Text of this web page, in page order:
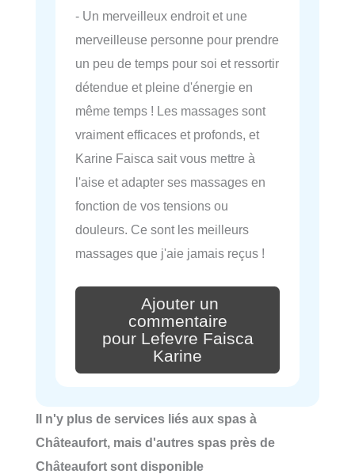
- Un merveilleux endroit et une
merveilleuse personne pour prendre
un peu de temps pour soi et ressortir
détendue et pleine d'énergie en
même temps ! Les massages sont
vraiment efficaces et profonds, et
Karine Faisca sait vous mettre à
l'aise et adapter ses massages en
fonction de vos tensions ou
douleurs. Ce sont les meilleurs
massages que j'aie jamais reçus !
Ajouter un
commentaire
pour Lefevre Faisca
Karine
Il n'y plus de services liés aux spas à
Châteaufort, mais d'autres spas près de
Châteaufort sont disponible